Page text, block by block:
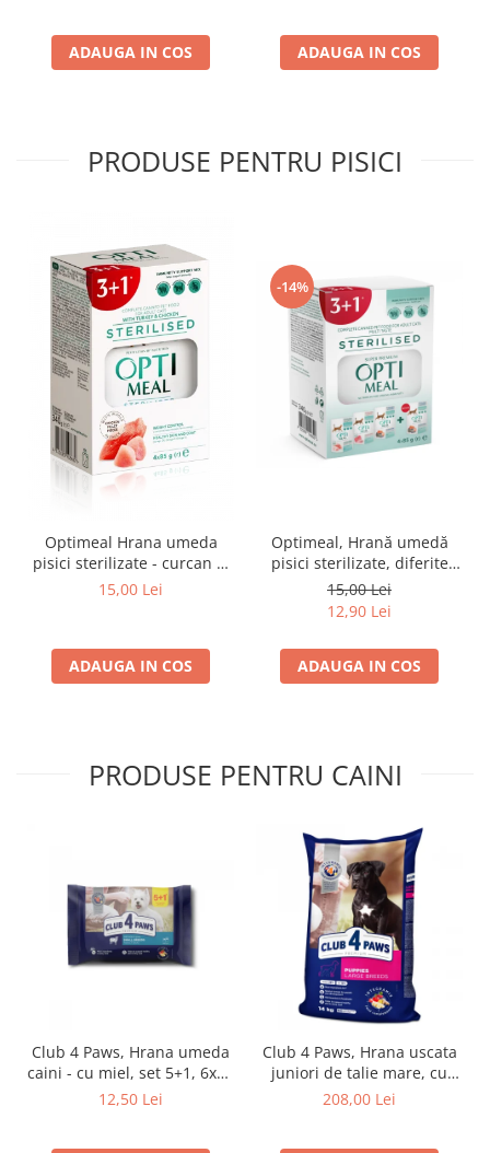
ADAUGA IN COS ADAUGA IN COS
PRODUSE PENTRU PISICI
Optimeal Hrana umeda
pisici sterilizate - curcan si
pui in sos, set 3+1,
15,00 Lei
ADAUGA IN COS
-14%
Optimeal, Hrană umedă
pisici sterilizate, diferite
arome, (3+1), 0.34kg
15,00 Lei
12,90 Lei
ADAUGA IN COS
PRODUSE PENTRU CAINI
Club 4 Paws, Hrana umeda
caini - cu miel, set 5+1, 6x80
g
12,50 Lei
Club 4 Paws, Hrana uscata
juniori de talie mare, cu
pui, 14kg
208,00 Lei